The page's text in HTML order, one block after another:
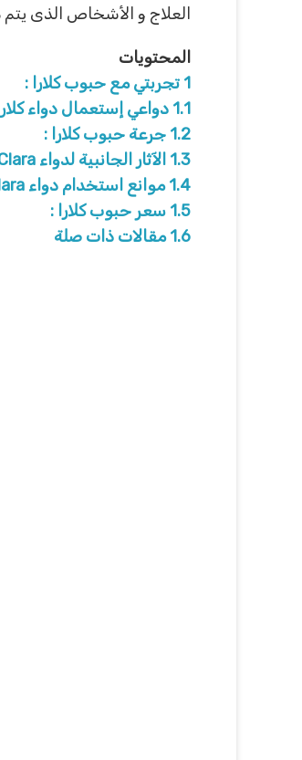
العلاج و الأشخاص الذى
المحتويات
1 تجربتي مع حبوب كلارا :
1.1 دواعي إستعمال دواء
1.2 جرعة حبوب كلارا :
1.3 الآثار الجانبية لدواء Clara :
1.4 موانع استخدام دواء Clara :
1.5 سعر حبوب كلارا :
1.6 مقالات ذات صلة